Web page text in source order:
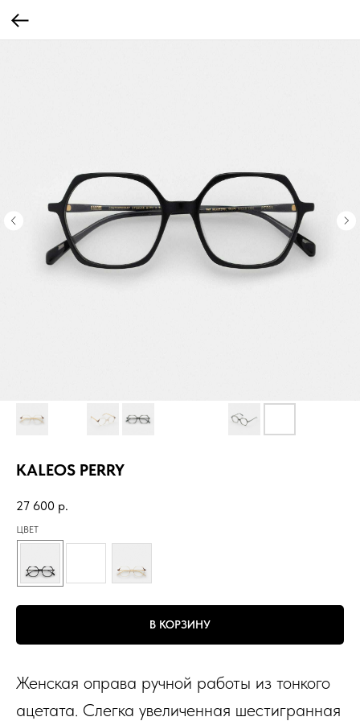
KALEOS PERRY
27 600 р.
ЦВЕТ
В КОРЗИНУ
Женская оправа ручной работы из тонкого
ацетата. Слегка увеличенная шестигранная